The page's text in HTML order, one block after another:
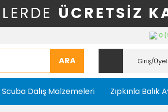
ÜCRETSİZ
0
ARA Giriş/
Scuba Dalış Malzemeleri Zıpkınla Balık